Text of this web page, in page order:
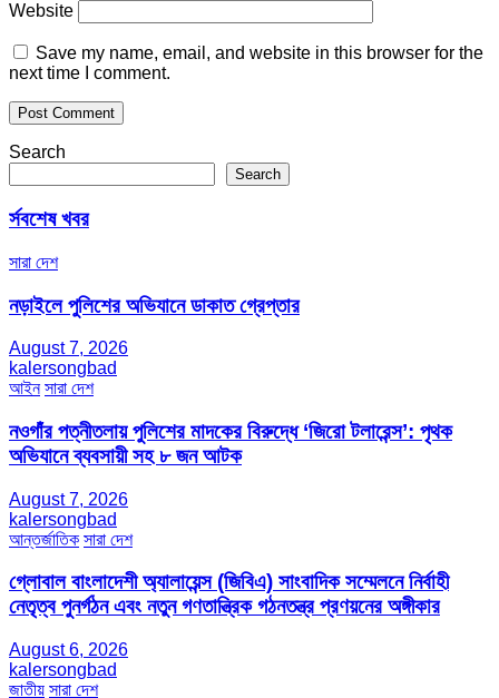
Website
Save my name, email, and website in this browser for the
next time I comment.
Search
Search
র্সবশেষ খবর
সারা দেশ
নড়াইলে পুলিশের অভিযানে ডাকাত গ্রেপ্তার
August 7, 2026
kalersongbad
আইন সারা দেশ
নওগাঁর পত্নীতলায় পুলিশের মাদকের বিরুদ্ধে ‘জিরো টলারেন্স’: পৃথক
অভিযানে ব্যবসায়ী সহ ৮ জন আটক
August 7, 2026
kalersongbad
আন্তর্জাতিক সারা দেশ
গ্লোবাল বাংলাদেশী অ্যালায়েন্স (জিবিএ) সাংবাদিক সম্মেলনে নির্বাহী
নেতৃত্ব পুনর্গঠন এবং নতুন গণতান্ত্রিক গঠনতন্ত্র প্রণয়নের অঙ্গীকার
August 6, 2026
kalersongbad
জাতীয় সারা দেশ